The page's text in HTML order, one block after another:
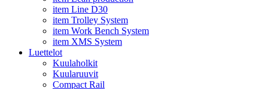
item Line D30
item Trolley System
item Work Bench System
item XMS System
Luettelot
Kuulaholkit
Kuularuuvit
Compact Rail